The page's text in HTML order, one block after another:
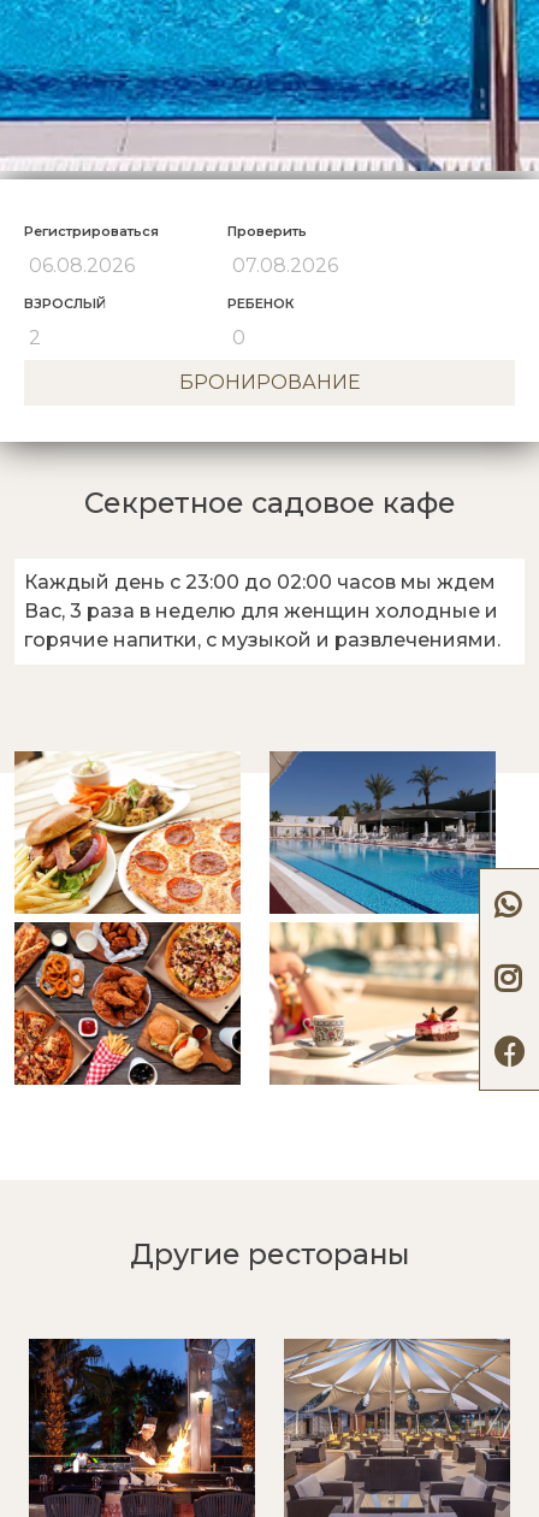
Регистрироваться Проверить
ВЗРОСЛЫЙ РЕБЕНОК
БРОНИРОВАНИЕ
Секретное садовое кафе
Каждый день с 23:00 до 02:00 часов мы ждем
Вас, 3 раза в неделю для женщин холодные и
горячие напитки, с музыкой и развлечениями.
Другие рестораны